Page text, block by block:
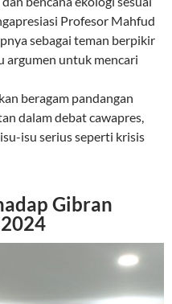
Profesor Mahfud
sebagai teman berpikir
argumen untuk mencari
beragam pandangan
dalam debat cawapres,
isu serius seperti krisis
Gibran